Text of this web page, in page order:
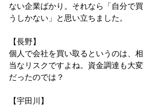
ない企業ばかり。それなら「自分で買
うしかない」と思い立ちました。
【長野】
個人で会社を買い取るというのは、相
当なリスクですよね。資金調達も大変
だったのでは？
【宇田川】